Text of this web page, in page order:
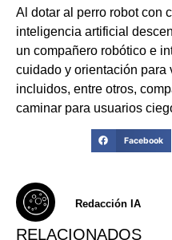
Al dotar al perro robot con
inteligencia artificial
un compañero robótico e
cuidado y orientación para
incluidos, entre otros,
caminar para usuarios
Facebook
Redacción IA
RELACIONADOS